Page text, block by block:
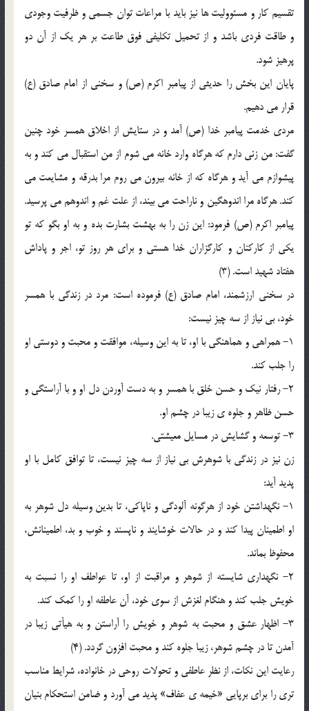
تقسيم کار و مسئووليت ها نيز بايد با مراعات توان جسمي و ظرفيت وجودي
و طاقت فردي باشد و از تحميل تکليفي فوق طاعت بر هر يک از آن دو
پرهيز شود.
پايان اين بخش را حديثي از پيامبر اکرم (ص) و سخني از امام صادق (ع)
قرار مي دهيم.
مردي خدمت پيامبر خدا (ص) آمد و در ستايش از اخلاق همسر خود چنين
گفت: من زني دارم که هرگاه وارد خانه مي شوم از من استقبال مي کند و به
پيشوازم مي آيد و هرگاه که از خانه بيرون مي روم مرا بدرقه و مشايعت مي
کند. هرگاه مرا اندوهگين و ناراحت مي بيند، از علت غم و اندوهم مي پرسيد.
پيامبر اکرم (ص) فرمود: اين زن را به بهشت بشارت بده و به او بگو که تو
يکي از کارکنان و کارگزاران خدا هستي و براي هر روز تو، اجر و پاداش
هفتاد شهيد است. (3)
در سخني ارزشمند، امام صادق (ع) فرموده است: مرد در زندگي با همسر
خود، بي نياز از سه چيز نيست:
1- همراهي و هماهنگي با او، تا به اين وسيله، موافقت و محبت و دوستي او
را جلب کند.
2- رفتار نيک و حسن خلق با همسر و به دست آوردن دل او و با آراستگي و
حسن ظاهر و جلوه ي زيبا در چشم او.
3- توسعه و گشايش در مسايل معيشتي.
زن نيز در زندگي با شوهرش بي نياز از سه چيز نيست، تا توافق کامل با او
پديد آيد:
1- نگهداشتن خود از هرگونه آلودگي و ناپاکي، تا بدين وسيله دل شوهر به
او اطمينان پيدا کند و در حالات خوشايند و ناپسند و خوب و بد، اطمينانش،
محفوظ بماند.
2- نگهداري شايسته از شوهر و مراقبت از او، تا عواطف او را نسبت به
خويش جلب کند و هنگام لغزش از سوي خود، آن عاطفه او را کمک کند.
3- اظهار عشق و محبت به شوهر و خويش را آراستن و به هيأتي زيبا در
آمدن تا در چشم شوهر، زيبا جلوه کند و محبت افزون گردد. (4)
رعايت اين نکات، از نظر عاطفي و تحولات روحي در خانواده، شرايط مناسب
تري را براي برپايي «خيمه ي عفاف» پديد مي آورد و ضامن استحکام بنيان